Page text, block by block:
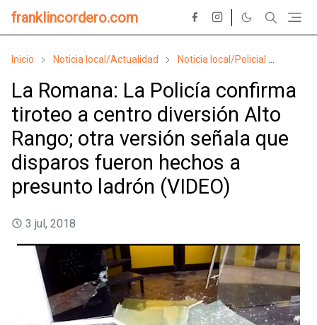
franklincordero.com
Inicio Noticia local/Actualidad Noticia local/Policial
La Romana: La Policía confirma
tiroteo a centro diversión Alto
Rango; otra versión señala que
disparos fueron hechos a
presunto ladrón (VIDEO)
3 jul, 2018